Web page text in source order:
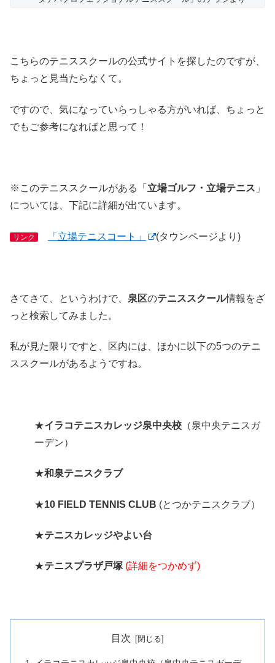
こちらのテニススクールの公式サイトを探したのですが、
ちょっと見当たらなくて。
ですので、気になっていらっしゃる方がいれば、ちょっと
でもご参考になればと思って！
※このテニススクールがある「 立場ゴルフ・立場テニス 」
については、下記に詳細が出ています。
リンク 「立場テニスコート」 (タウンページより)
さてさて、というわけで、 泉区のテニススクール情報をざ
っと検索してみました。
私が見た限りですと、区内には、ほかに以下の5つのテニ
ススクールがあるようですね。
★イラコテニスカレッジ泉中央校 （泉中央テニスガ
ーデン）
★和泉テニスクラブ
★10 FIELD TENNIS CLUB (とつかテニスクラブ）
★テニスカレッジやよい台
★テニスプラザ戸塚 (詳細をつかめず)
目次